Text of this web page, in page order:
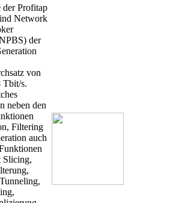
der Profitap
Network
der
von
Tbit/s.
neben den
Filtering
auch
Slicing,